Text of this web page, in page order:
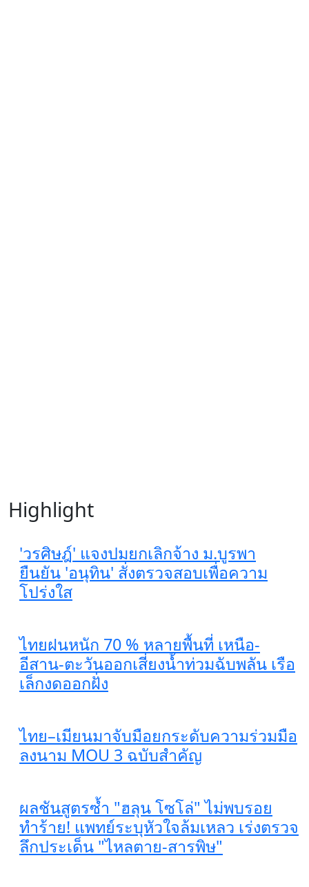
Highlight
'วรศิษฎ์' แจงปมยกเลิกจ้าง ม.บูรพา
ยืนยัน 'อนุทิน' สั่งตรวจสอบเพื่อความ
โปร่งใส
ไทยฝนหนัก 70 % หลายพื้นที่ เหนือ-
อีสาน-ตะวันออกเสี่ยงน้ำท่วมฉับพลัน เรือ
เล็กงดออกฝั่ง
ไทย–เมียนมาจับมือยกระดับความร่วมมือ
ลงนาม MOU 3 ฉบับสำคัญ
ผลชันสูตรซ้ำ "ฮลุน โซโล่" ไม่พบรอย
ทำร้าย! แพทย์ระบุหัวใจล้มเหลว เร่งตรวจ
ลึกประเด็น "ไหลตาย-สารพิษ"